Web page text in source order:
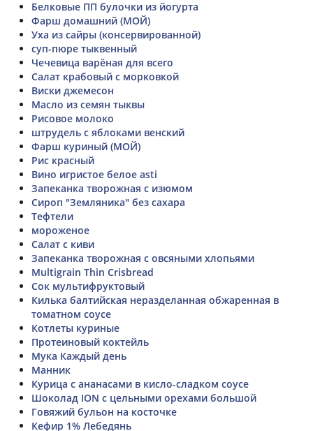
Белковые ПП булочки из йогурта
Фарш домашний (МОЙ)
Уха из сайры (консервированной)
суп-пюре тыквенный
Чечевица варёная для всего
Салат крабовый с морковкой
Виски джемесон
Масло из семян тыквы
Рисовое молоко
штрудель с яблоками венский
Фарш куриный (МОЙ)
Рис красный
Вино игристое белое asti
Запеканка творожная с изюмом
Сироп "Земляника" без сахара
Тефтели
мороженое
Салат с киви
Запеканка творожная с овсяными хлопьями
Multigrain Thin Crisbread
Сок мультифруктовый
Килька балтийская неразделанная обжаренная в
томатном соусе
Котлеты куриные
Протеиновый коктейль
Мука Каждый день
Манник
Курица с ананасами в кисло-сладком соусе
Шоколад ION с цельными орехами большой
Говяжий бульон на косточке
Кефир 1% Лебедянь